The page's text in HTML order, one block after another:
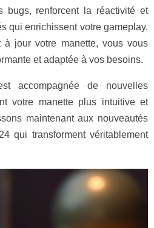
bugs, renforcent la réactivité et
qui enrichissent votre gameplay.
à jour votre manette, vous vous
et adaptée à vos besoins.
accompagnée de nouvelles
votre manette plus intuitive et
maintenant aux nouveautés
qui transforment véritablement